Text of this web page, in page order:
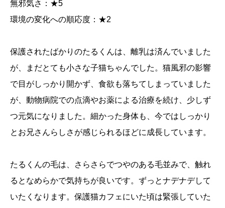
無邪気さ：★5
環境の変化への順応度：★2
保護されたばかりのたるくんは、離乳は済んでいました
が、まだとても小さな子猫ちゃんでした。猫風邪の影響
で目がしっかり開かず、食欲も落ちてしまっていました
が、動物病院での点滴やお薬による治療を続け、少しず
つ元気になりました。細かった身体も、今ではしっかり
とお兄さんらしさが感じられるほどに成長しています。
たるくんの毛は、さらさらでつやのある毛並みで、触れ
るとなめらかで気持ちが良いです。ずっとナデナデして
いたくなります。保護猫カフェにいた頃は緊張していた